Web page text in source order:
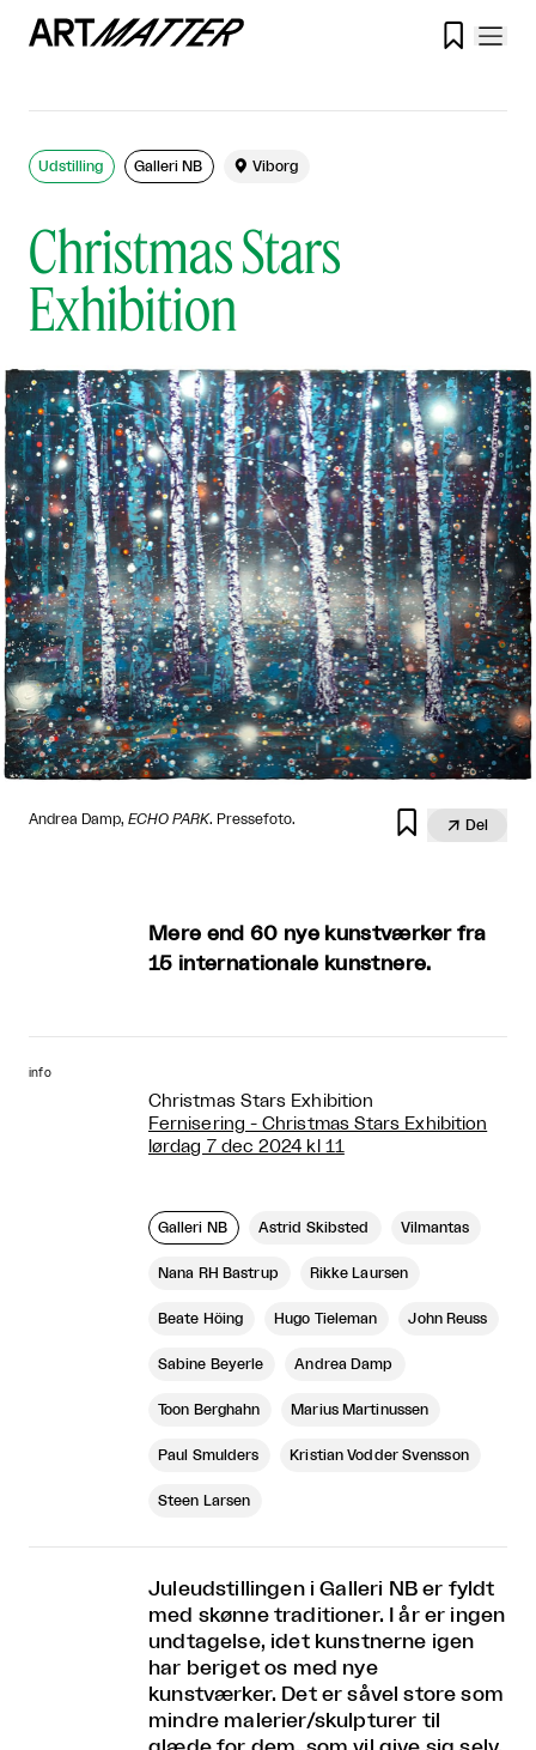

Christmas Stars
Exhibition
Udstilling Galleri NB  Viborg
Andrea Damp, ECHO PARK. Pressefoto.   Del
Mere end 60 nye kunstværker fra
15 internationale kunstnere.
info
Christmas Stars Exhibition
Fernisering - Christmas Stars Exhibition
lørdag 7 dec 2024 kl 11
Galleri NB Astrid Skibsted Vilmantas
Nana RH Bastrup Rikke Laursen
Beate Höing Hugo Tieleman John Reuss
Sabine Beyerle Andrea Damp
Toon Berghahn Marius Martinussen
Paul Smulders Kristian Vodder Svensson
Steen Larsen
Juleudstillingen i Galleri NB er fyldt
med skønne traditioner. I år er ingen
undtagelse, idet kunstnerne igen
har beriget os med nye
kunstværker. Det er såvel store som
mindre malerier/skulpturer til